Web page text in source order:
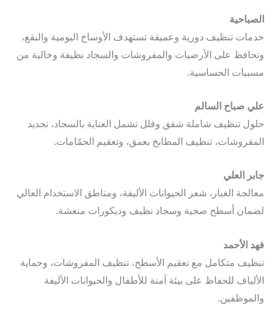
تنظيف دورية وعميقة تستهدف الأوساخ اليومية والبقع،
على الأرضيات والمفروشات والسجاد نظيفة وخالية من
الحساسية.
صباح السالم
تنظيف شاملة شقق وفلل تشمل العناية بالسجاد، تجديد
تنظيف المطابخ بعمق، وتعقيم الحمّامات.
العلي
الغبار، شعر الحيوانات الأليفة، ومناطق الاستخدام العالي
أسطح صحية وسجاد نظيف وديكورات منعشة.
الأحمد
متكامل مع تعقيم الأسطح، تنظيف المفروشات، وحماية
للحفاظ على بيئة آمنة للأطفال والحيوانات الأليفة